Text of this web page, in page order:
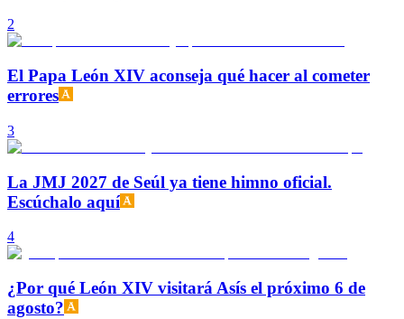
2
El Papa León XIV aconseja qué hacer al cometer
errores
3
La JMJ 2027 de Seúl ya tiene himno oficial.
Escúchalo aquí
4
¿Por qué León XIV visitará Asís el próximo 6 de
agosto?